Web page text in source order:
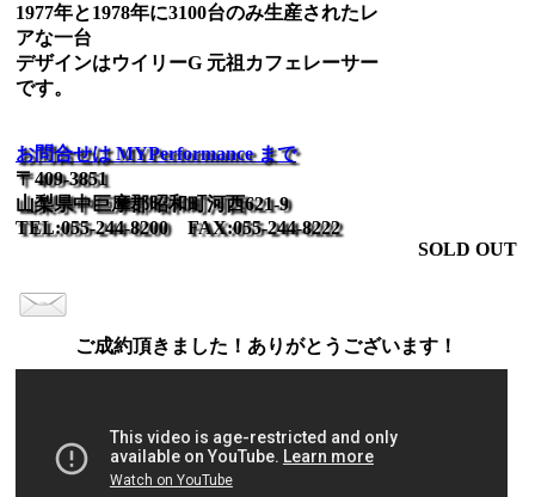
1977年と1978年に3100台のみ生産されたレ
アな一台
デザインはウイリーG 元祖カフェレーサー
です。
お問合せは MYPerformance まで
〒409-3851
山梨県中巨摩郡昭和町河西621-9
TEL:055-244-8200 FAX:055-244-8222
SOLD OUT
ご成約頂きました！ありがとうございます！